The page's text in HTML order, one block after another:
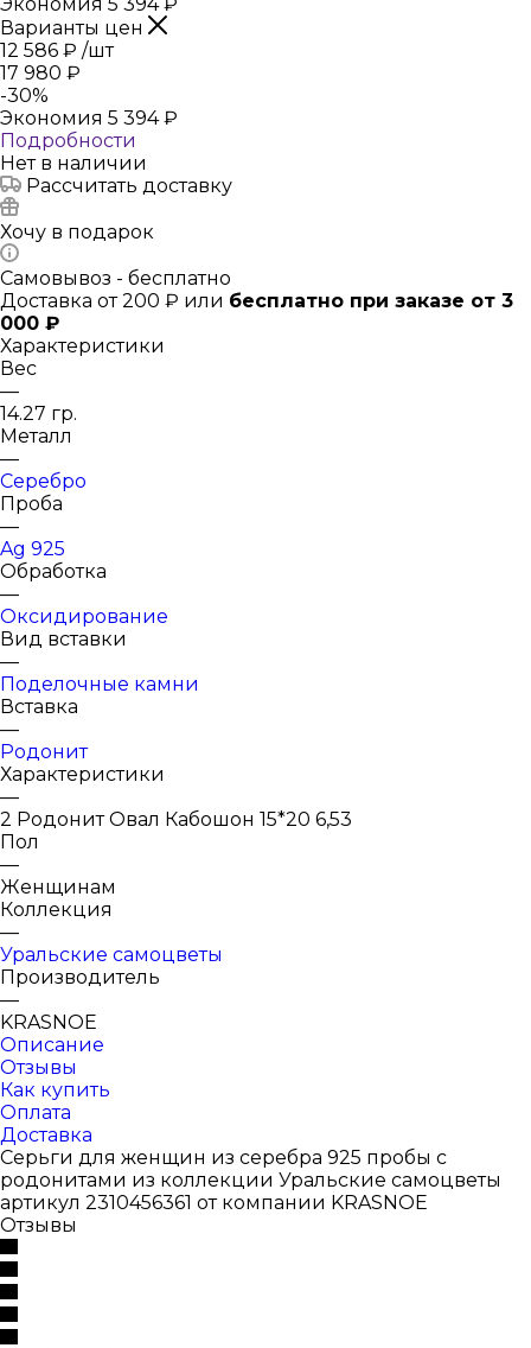
Варианты цен
12 586 ₽ /шт
17 980 ₽
-30%
Экономия 5 394₽
Подробности
Нет в наличии
Рассчитать доставку
Хочу в подарок
Самовывоз - бесплатно
Доставка от 200 ₽ или бесплатно при заказе от 3
000 ₽
Характеристики
Вес
—
14.27 гр.
Металл
—
Серебро
Проба
—
Ag 925
Обработка
—
Оксидирование
Вид вставки
—
Поделочные камни
Вставка
—
Родонит
Характеристики
—
2 Родонит Овал Кабошон 15*20 6,53
Пол
—
Женщинам
Коллекция
—
Уральские самоцветы
Производитель
—
KRASNOE
Описание
Отзывы
Как купить
Оплата
Доставка
Серьги для женщин из серебра 925 пробы с
родонитами из коллекции Уральские самоцветы
артикул 2310456361 от компании KRASNOE
Отзывы